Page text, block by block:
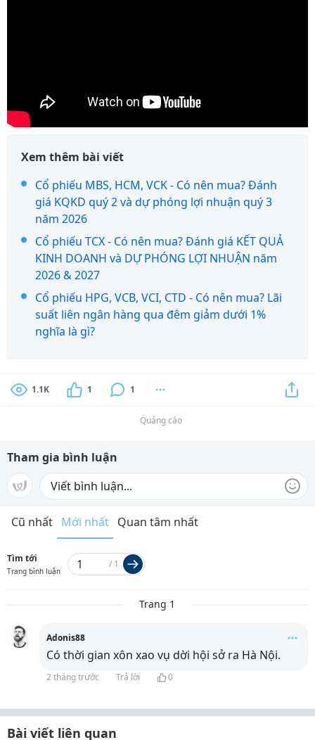
Xem thêm bài viết
Cổ phiếu MBS, HCM, VCK - Có nên mua? Đánh
giá KQKD quý 2 và dự phóng lợi nhuận quý 3
năm 2026
Cổ phiếu TCX - Có nên mua? Đánh giá KẾT QUẢ
KINH DOANH và DỰ PHÓNG LỢI NHUẬN năm
2026 & 2027
Cổ phiếu HPG, VCB, VCI, CTD - Có nên mua? Lãi
suất liên ngân hàng qua đêm giảm dưới 1%
nghĩa là gì?
1.1K 1 1
Quảng cáo
Tham gia bình luận
Cũ nhất Mới nhất Quan tâm nhất
Tìm tới
Trang bình luận
/ 1
Trang 1
Adonis88
Có thời gian xôn xao vụ dời hội sở ra Hà Nội.
2 tháng trước Trả lời 0
Bài viết liên quan